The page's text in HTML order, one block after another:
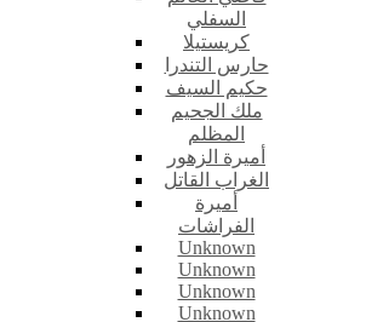
السفلي
كريستيلا
حارس التندرا
حكيم السيف
ملك الجحيم
المظلم
أميرة الزهور
الغراب القاتل
أميرة
الفراشات
Unknown
Unknown
Unknown
Unknown